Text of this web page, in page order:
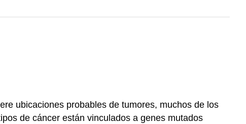
ubicaciones probables de tumores, muchos de los
de cáncer están vinculados a genes mutados